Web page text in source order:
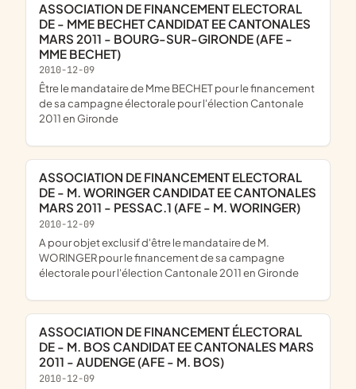
ASSOCIATION DE FINANCEMENT ELECTORAL
DE - MME BECHET CANDIDAT EE CANTONALES
MARS 2011 - BOURG-SUR-GIRONDE (AFE -
MME BECHET)
2010-12-09
être le mandataire de Mme BECHET pour le financement
de sa campagne électorale pour l'élection Cantonale
2011 en Gironde
ASSOCIATION DE FINANCEMENT ELECTORAL
DE - M. WORINGER CANDIDAT EE CANTONALES
MARS 2011 - PESSAC.1 (AFE - M. WORINGER)
2010-12-09
a pour objet exclusif d'être le mandataire de M.
WORINGER pour le financement de sa campagne
électorale pour l'élection Cantonale 2011 en Gironde
ASSOCIATION DE FINANCEMENT ÉLECTORAL
DE - M. BOS CANDIDAT EE CANTONALES MARS
2011 - AUDENGE (AFE - M. BOS)
2010-12-09